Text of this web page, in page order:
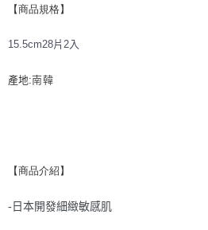
【商品規格】
15.5cm28片2入
產地:南韓
【商品介紹】
-日本開發細緻敏感肌